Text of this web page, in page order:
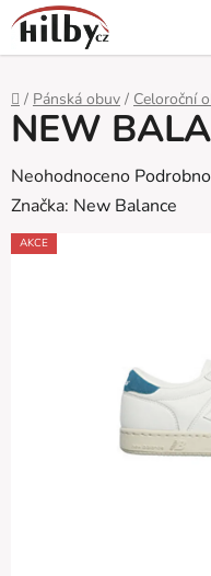
Přejít
na
obsah
Domů
/ Pánská obuv / Celoroční
NEW
Průměrné
hodnocení
produktu
Neohodnoceno
Značka: New Balance
AKCE